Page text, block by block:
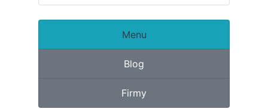
Menu
Blog
Firmy